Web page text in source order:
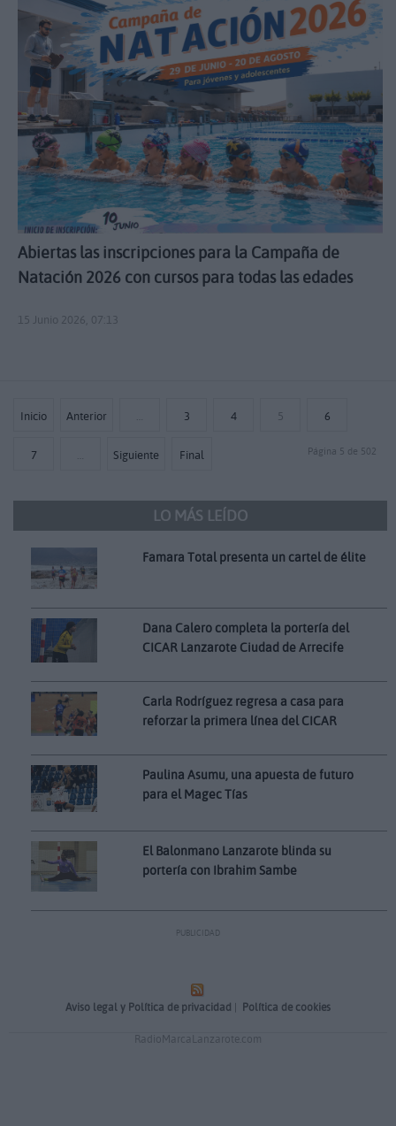
Abiertas las inscripciones para la Campaña de
Natación 2026 con cursos para todas las edades
15 Junio 2026, 07:13
Inicio Anterior 3 4 5 6
7 Siguiente Final Página 5 de 502
LO MÁS LEÍDO
Famara Total presenta un cartel de élite
Dana Calero completa la portería del
CICAR Lanzarote Ciudad de Arrecife
Carla Rodríguez regresa a casa para
reforzar la primera línea del CICAR
Paulina Asumu, una apuesta de futuro
para el Magec Tías
El Balonmano Lanzarote blinda su
portería con Ibrahim Sambe
PUBLICIDAD
Aviso legal y Política de privacidad | Política de cookies
RadioMarcaLanzarote.com